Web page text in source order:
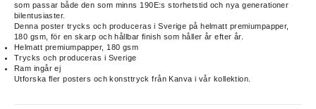
som passar både den som minns 190E:s storhetstid och nya generationer
bilentusiaster.
Denna poster trycks och produceras i Sverige på helmatt premiumpapper,
180 gsm, för en skarp och hållbar finish som håller år efter år.
Helmatt premiumpapper, 180 gsm
Trycks och produceras i Sverige
Ram ingår ej
Utforska fler posters och konsttryck från Kanva i vår kollektion.